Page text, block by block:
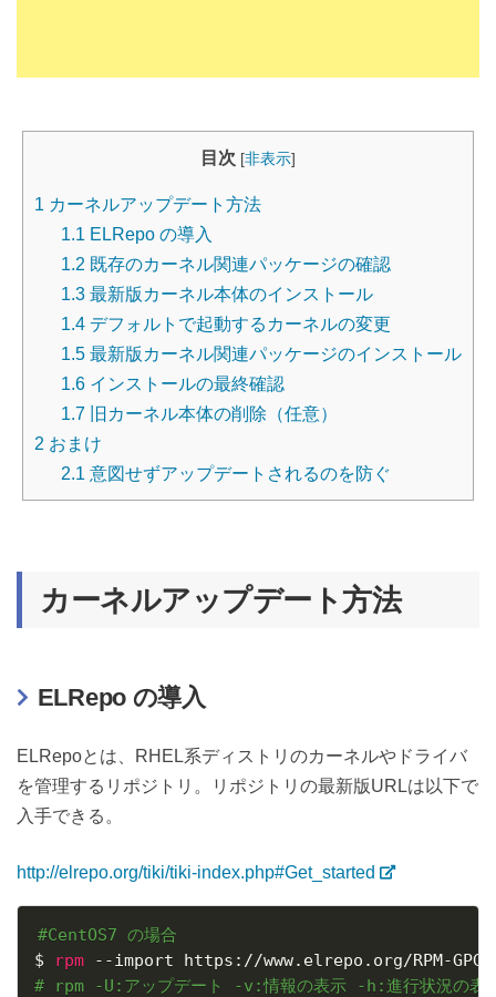
目次 [非表示]
1 カーネルアップデート方法
1.1 ELRepo の導入
1.2 既存のカーネル関連パッケージの確認
1.3 最新版カーネル本体のインストール
1.4 デフォルトで起動するカーネルの変更
1.5 最新版カーネル関連パッケージのインストール
1.6 インストールの最終確認
1.7 旧カーネル本体の削除（任意）
2 おまけ
2.1 意図せずアップデートされるのを防ぐ
カーネルアップデート方法
ELRepo の導入
ELRepoとは、RHEL系ディストリのカーネルやドライバ
を管理するリポジトリ。リポジトリの最新版URLは以下で
入手できる。
http://elrepo.org/tiki/tiki-index.php#Get_started
#CentOS7 の場合
$ rpm
# rpm -U:アップデート -v:情報の表示 -h:進行状況の表